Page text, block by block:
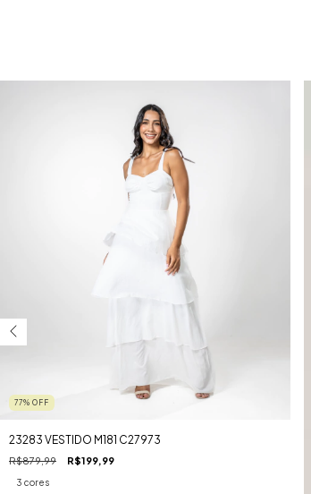
77% OFF
23283 VESTIDO M181 C27973
R$879,99 R$199,99
3 cores